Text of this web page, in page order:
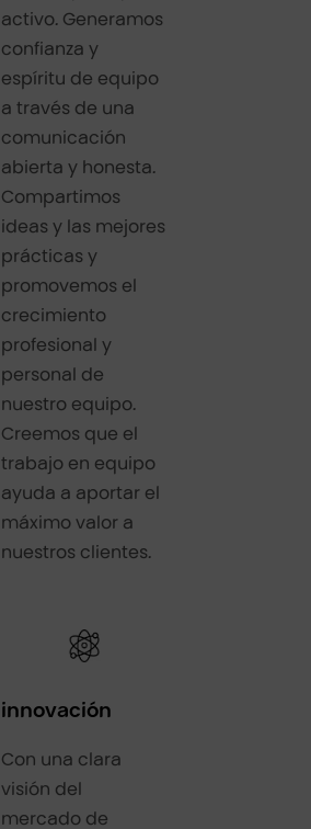
activo. Generamos
confianza y
espíritu de equipo
a través de una
comunicación
abierta y honesta.
Compartimos
ideas y las mejores
prácticas y
promovemos el
crecimiento
profesional y
personal de
nuestro equipo.
Creemos que el
trabajo en equipo
ayuda a aportar el
máximo valor a
nuestros clientes.
innovación
Con una clara
visión del
mercado de